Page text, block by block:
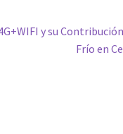
y su
Frío en